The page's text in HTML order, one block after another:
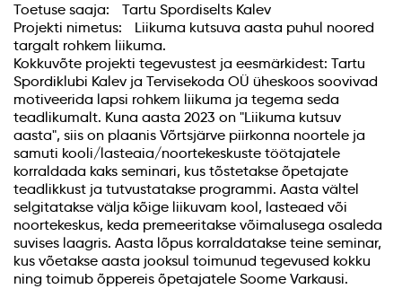
Toetuse saaja: Tartu Spordiselts Kalev
Projekti nimetus: Liikuma kutsuva aasta puhul noored
targalt rohkem liikuma.
Kokkuvõte projekti tegevustest ja eesmärkidest: Tartu
Spordiklubi Kalev ja Tervisekoda OÜ üheskoos soovivad
motiveerida lapsi rohkem liikuma ja tegema seda
teadlikumalt. Kuna aasta 2023 on "Liikuma kutsuv
aasta", siis on plaanis Võrtsjärve piirkonna noortele ja
samuti kooli/lasteaia/noortekeskuste töötajatele
korraldada kaks seminari, kus tõstetakse õpetajate
teadlikkust ja tutvustatakse programmi. Aasta vältel
selgitatakse välja kõige liikuvam kool, lasteaed või
noortekeskus, keda premeeritakse võimalusega osaleda
suvises laagris. Aasta lõpus korraldatakse teine seminar,
kus võetakse aasta jooksul toimunud tegevused kokku
ning toimub õppereis õpetajatele Soome Varkausi.